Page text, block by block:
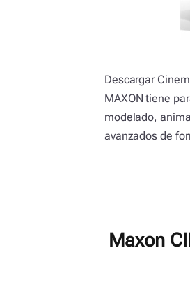
Descargar
MAXON tiene
modelado,
avanzados de
Maxon